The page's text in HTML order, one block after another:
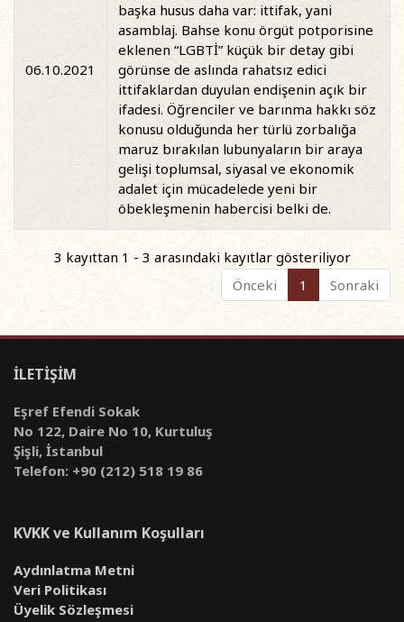
06.10.2021
başka husus daha var: ittifak, yani
asamblaj. Bahse konu örgüt potporisine
eklenen “LGBTİ” küçük bir detay gibi
görünse de aslında rahatsız edici
ittifaklardan duyulan endişenin açık bir
ifadesi. Öğrenciler ve barınma hakkı söz
konusu olduğunda her türlü zorbalığa
maruz bırakılan lubunyaların bir araya
gelişi toplumsal, siyasal ve ekonomik
adalet için mücadelede yeni bir
öbekleşmenin habercisi belki de.
3 kayıttan 1 - 3 arasındaki kayıtlar gösteriliyor
Önceki
1 Sonraki
İLETİŞİM
Eşref Efendi Sokak
No 122, Daire No 10, Kurtuluş
Şişli, İstanbul
Telefon: +90 (212) 518 19 86
KVKK ve Kullanım Koşulları
Aydınlatma Metni
Veri Politikası
Üyelik Sözleşmesi